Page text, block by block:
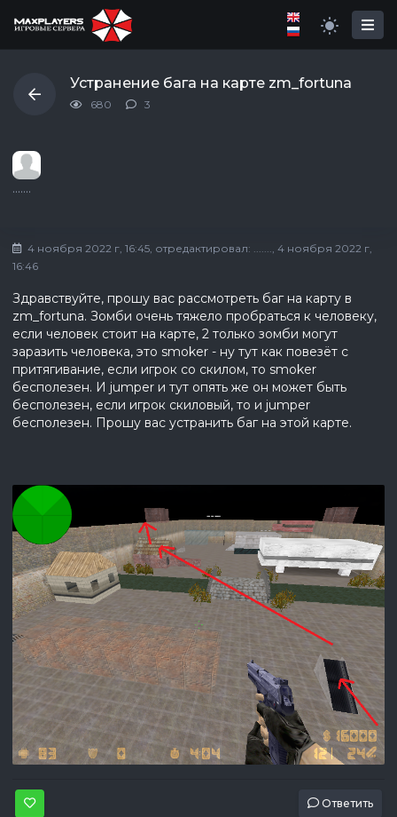
Устранение бага на карте zm_fortuna
680 3
.......
4 ноября 2022 г, 16:45, отредактировал: ......., 4 ноября 2022 г,
16:46
Здравствуйте, прошу вас рассмотреть баг на карту в
zm_fortuna. Зомби очень тяжело пробраться к человеку,
если человек стоит на карте, 2 только зомби могут
заразить человека, это smoker - ну тут как повезёт с
притягивание, если игрок со скилом, то smoker
бесполезен. И jumper и тут опять же он может быть
бесполезен, если игрок скиловый, то и jumper
бесполезен. Прошу вас устранить баг на этой карте.
Ответить